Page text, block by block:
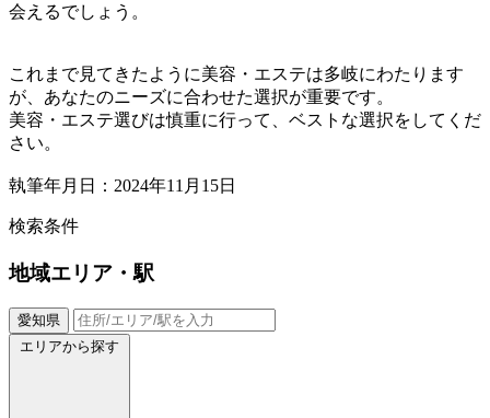
会えるでしょう。
これまで見てきたように美容・エステは多岐にわたります
が、あなたのニーズに合わせた選択が重要です。
美容・エステ選びは慎重に行って、ベストな選択をしてくだ
さい。
執筆年月日：2024年11月15日
検索条件
地域エリア・駅
愛知県
エリアから探す